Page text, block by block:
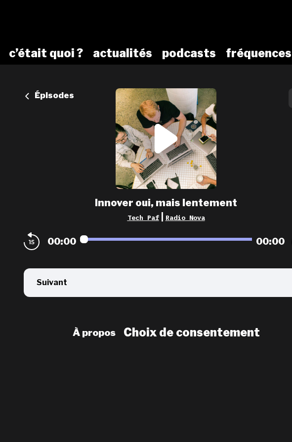
c’était quoi ? actualités podcasts fréquences
Épisodes
Innover oui, mais lentement
Tech Paf Radio Nova
00:00 00:00
Suivant
À propos Choix de consentement